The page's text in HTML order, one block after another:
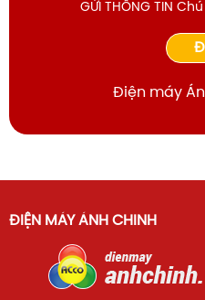
GỬI THÔNG TIN
Điện máy
ĐIỆN MÁY ÁNH CHINH